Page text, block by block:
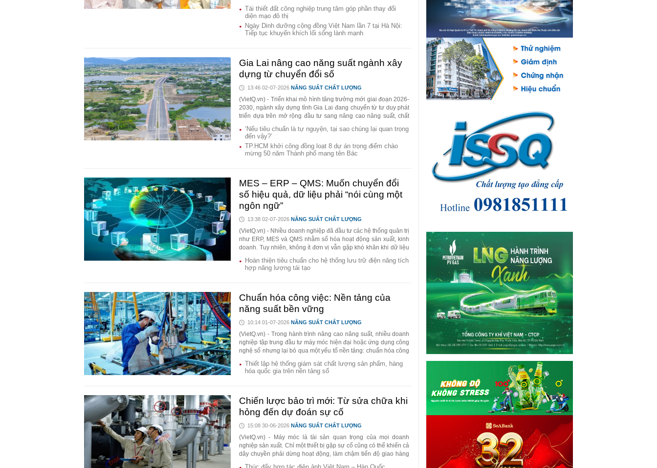
triển kinh tế xanh và bền vững giai đoạn 2026–2030.
Tái thiết đất công nghiệp trung tâm góp phần thay đổi
diện mạo đô thị
Ngày Dinh dưỡng cộng đồng Việt Nam lần 7 tại Hà Nội:
Tiếp tục khuyến khích lối sống lành mạnh
Gia Lai nâng cao năng suất ngành xây
dựng từ chuyển đổi số
13:46 02-07-2026 NĂNG SUẤT CHẤT LƯỢNG
(VietQ.vn) - Triển khai mô hình tăng trưởng mới giai đoạn 2026-
2030, ngành xây dựng tỉnh Gia Lai đang chuyển từ tư duy phát
triển dựa trên mở rộng đầu tư sang nâng cao năng suất, chất
lượng và hiệu quả. Lấy hạ tầng làm nền tảng, đồng thời thúc
đẩy ứng dụng khoa học công nghệ, chuyển đổi số và kinh tế
tuần hoàn, địa phương kỳ vọng tạo ra dư địa tăng trưởng mới,
nâng cao chất lượng công trình và sức cạnh tranh của ngành
xây dựng trong giai đoạn phát triển mới.
‘Nếu tiêu chuẩn là tự nguyện, tại sao chúng lại quan trọng
đến vậy?’
TP.HCM khởi công đồng loạt 8 dự án trọng điểm chào
mừng 50 năm Thành phố mang tên Bác
MES – ERP – QMS: Muốn chuyển đổi
số hiệu quả, dữ liệu phải “nói cùng một
ngôn ngữ”
13:38 02-07-2026 NĂNG SUẤT CHẤT LƯỢNG
(VietQ.vn) - Nhiều doanh nghiệp đã đầu tư các hệ thống quản trị
như ERP, MES và QMS nhằm số hóa hoạt động sản xuất, kinh
doanh. Tuy nhiên, không ít đơn vị vẫn gặp khó khăn khi dữ liệu
giữa các hệ thống thiếu đồng nhất, dẫn đến trùng lặp thông tin,
phát sinh sai sót và giảm hiệu quả quản trị. Theo các chuyên
gia, chuẩn hóa dữ liệu là điều kiện quan trọng để kết nối các hệ
Hoàn thiện tiêu chuẩn cho hệ thống lưu trữ điện năng tích
hợp năng lượng tái tạo
Chuẩn hóa công việc: Nền tảng của
năng suất bền vững
10:14 01-07-2026 NĂNG SUẤT CHẤT LƯỢNG
(VietQ.vn) - Trong hành trình nâng cao năng suất, nhiều doanh
nghiệp tập trung đầu tư máy móc hiện đại hoặc ứng dụng công
nghệ số nhưng lại bỏ qua một yếu tố nền tảng: chuẩn hóa công
việc (Standard Work). Đây được xem là “xương sống” của hệ
thống sản xuất tinh gọn, giúp giảm sai lỗi, duy trì chất lượng ổn
định và tạo tiền đề cho cải tiến liên tục. Không có chuẩn hóa,
Thiết lập hệ thống giám sát chất lượng sản phẩm, hàng
hóa quốc gia trên nền tảng số
Chiến lược bảo trì mới: Từ sửa chữa khi
hỏng đến dự đoán sự cố
15:08 30-06-2026 NĂNG SUẤT CHẤT LƯỢNG
(VietQ.vn) - Máy móc là tài sản quan trọng của mọi doanh
nghiệp sản xuất. Chỉ một thiết bị gặp sự cố cũng có thể khiến cả
dây chuyền phải dừng hoạt động, làm chậm tiến độ giao hàng
và phát sinh nhiều chi phí. Vì vậy, thay vì chờ máy hỏng mới sửa